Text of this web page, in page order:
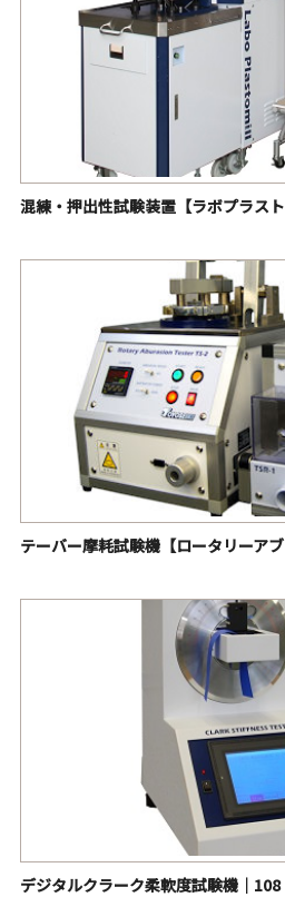
混練・押出性試験装置【ラボプラス
テーバー摩耗試験機【ロータリーア
デジタルクラーク柔軟度試験機｜108